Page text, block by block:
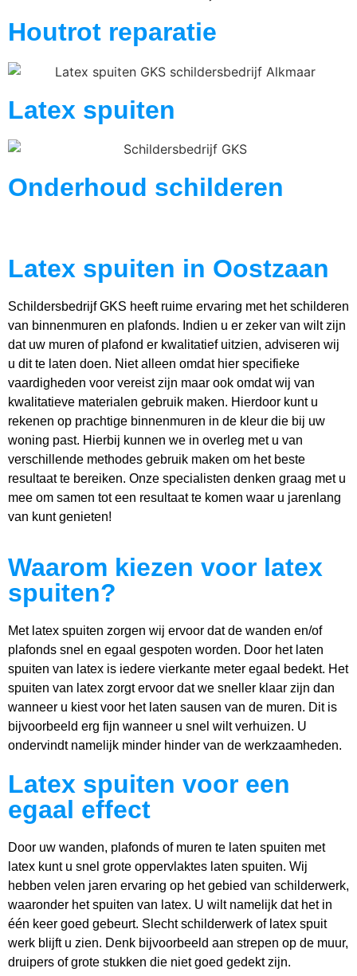
Houtrot reparatie
Latex spuiten
Onderhoud schilderen
Latex spuiten in Oostzaan
Schildersbedrijf GKS heeft ruime ervaring met het schilderen
van binnenmuren en plafonds. Indien u er zeker van wilt zijn
dat uw muren of plafond er kwalitatief uitzien, adviseren wij
u dit te laten doen. Niet alleen omdat hier specifieke
vaardigheden voor vereist zijn maar ook omdat wij van
kwalitatieve materialen gebruik maken. Hierdoor kunt u
rekenen op prachtige binnenmuren in de kleur die bij uw
woning past. Hierbij kunnen we in overleg met u van
verschillende methodes gebruik maken om het beste
resultaat te bereiken. Onze specialisten denken graag met u
mee om samen tot een resultaat te komen waar u jarenlang
van kunt genieten!
Waarom kiezen voor latex
spuiten?
Met latex spuiten zorgen wij ervoor dat de wanden en/of
plafonds snel en egaal gespoten worden. Door het laten
spuiten van latex is iedere vierkante meter egaal bedekt. Het
spuiten van latex zorgt ervoor dat we sneller klaar zijn dan
wanneer u kiest voor het laten sausen van de muren. Dit is
bijvoorbeeld erg fijn wanneer u snel wilt verhuizen. U
ondervindt namelijk minder hinder van de werkzaamheden.
Latex spuiten voor een
egaal effect
Door uw wanden, plafonds of muren te laten spuiten met
latex kunt u snel grote oppervlaktes laten spuiten. Wij
hebben velen jaren ervaring op het gebied van schilderwerk,
waaronder het spuiten van latex. U wilt namelijk dat het in
één keer goed gebeurt. Slecht schilderwerk of latex spuit
werk blijft u zien. Denk bijvoorbeeld aan strepen op de muur,
druipers of grote stukken die niet goed gedekt zijn.